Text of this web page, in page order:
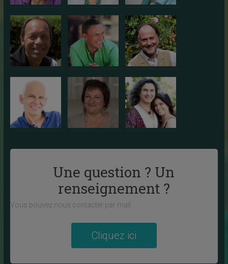
Une question ? Un
renseignement ?
Vous pouvez nous contacter par mail :
Cliquez ici